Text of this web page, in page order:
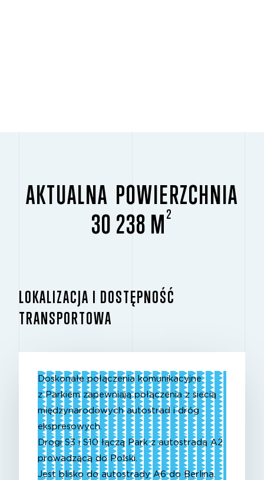
AKTUALNA POWIERZCHNIA
30 238 M 2
LOKALIZACJA I DOSTĘPNOŚĆ
TRANSPORTOWA
Doskonałe połączenia komunikacyjne
z Parkiem zapewniają połączenia z siecią
międzynarodowych autostrad i dróg
ekspresowych.
Drogi S3 i S10 łączą Park z autostradą A2
prowadzącą do Polski.
Jest blisko do autostrady A6 do Berlina.